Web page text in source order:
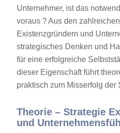
Unternehmer, ist das
voraus ? Aus den
Existenzgründern und
strategisches Denken und
für eine erfolgreiche
dieser Eigenschaft führt
praktisch zum Misserfolg der
Theorie – Strategie
und